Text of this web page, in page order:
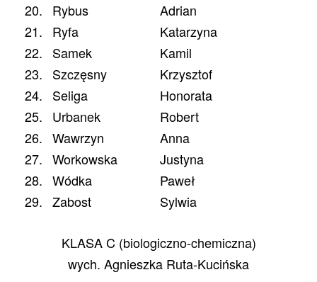
20.
Rybus
Adrian
21.
Ryfa
Katarzyna
22.
Samek
Kamil
23.
Szczęsny
Krzysztof
24.
Seliga
Honorata
25.
Urbanek
Robert
26. Wawrzyn
Anna
27. Workowska
Justyna
28. Wódka
Paweł
29. Zabost Sylwia
KLASA C (biologiczno-chemiczna)
wych. Agnieszka Ruta-Kucińska